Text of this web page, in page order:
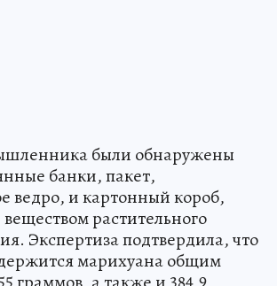
были обнаружены
банки, пакет,
ведро, и картонный короб,
растительного
Экспертиза подтвердила, что
марихуана общим